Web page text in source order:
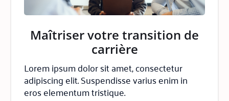
Maîtriser votre transition de
carrière
Lorem ipsum dolor sit amet, consectetur
adipiscing elit. Suspendisse varius enim in
eros elementum tristique.